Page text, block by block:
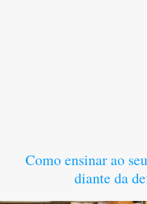
Como ensinar ao
diante da